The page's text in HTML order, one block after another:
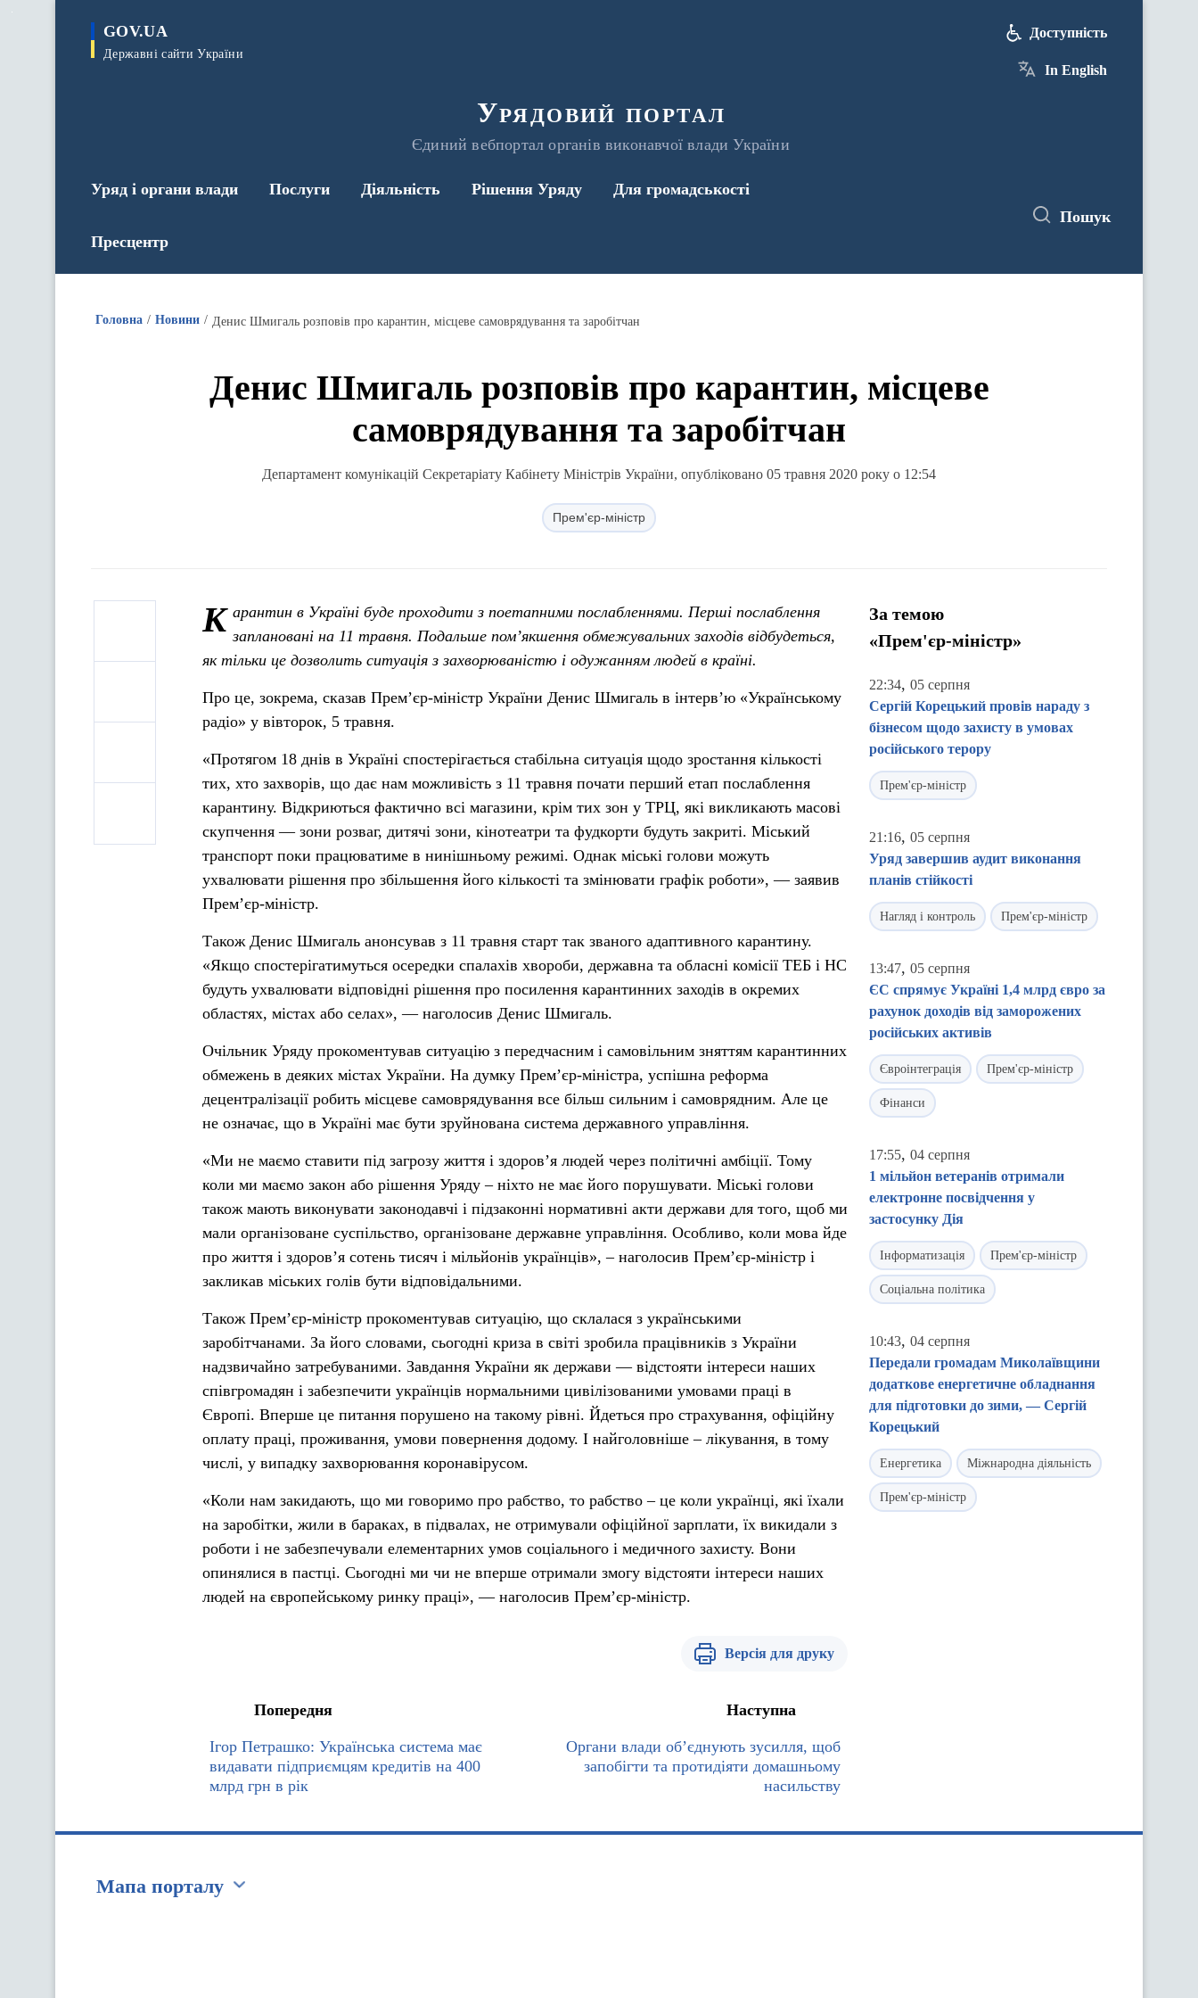
GOV.UA
Державні сайти України
Урядовий портал
Єдиний вебпортал органів виконавчої влади України
Доступність
In English
Уряд і органи влади Послуги Діяльність Рішення Уряду Для громадськості
Пресцентр
Пошук
Головна Новини Денис Шмигаль розповів про карантин, місцеве самоврядування та заробітчан
Денис Шмигаль розповів про карантин, місцеве
самоврядування та заробітчан
Департамент комунікацій Секретаріату Кабінету Міністрів України, опубліковано 05 травня 2020 року о 12:54
Прем'єр-міністр
К арантин в Україні буде проходити з поетапними послабленнями. Перші послаблення
заплановані на 11 травня. Подальше пом’якшення обмежувальних заходів відбудеться,
як тільки це дозволить ситуація з захворюваністю і одужанням людей в країні.
Про це, зокрема, сказав Прем’єр-міністр України Денис Шмигаль в інтерв’ю «Українському
радіо» у вівторок, 5 травня.
«Протягом 18 днів в Україні спостерігається стабільна ситуація щодо зростання кількості
тих, хто захворів, що дає нам можливість з 11 травня почати перший етап послаблення
карантину. Відкриються фактично всі магазини, крім тих зон у ТРЦ, які викликають масові
скупчення — зони розваг, дитячі зони, кінотеатри та фудкорти будуть закриті. Міський
транспорт поки працюватиме в нинішньому режимі. Однак міські голови можуть
ухвалювати рішення про збільшення його кількості та змінювати графік роботи», — заявив
Прем’єр-міністр.
Також Денис Шмигаль анонсував з 11 травня старт так званого адаптивного карантину.
«Якщо спостерігатимуться осередки спалахів хвороби, державна та обласні комісії ТЕБ і НС
будуть ухвалювати відповідні рішення про посилення карантинних заходів в окремих
областях, містах або селах», — наголосив Денис Шмигаль.
Очільник Уряду прокоментував ситуацію з передчасним і самовільним зняттям карантинних
обмежень в деяких містах України. На думку Прем’єр-міністра, успішна реформа
децентралізації робить місцеве самоврядування все більш сильним і самоврядним. Але це
не означає, що в Україні має бути зруйнована система державного управління.
«Ми не маємо ставити під загрозу життя і здоров’я людей через політичні амбіції. Тому
коли ми маємо закон або рішення Уряду – ніхто не має його порушувати. Міські голови
також мають виконувати законодавчі і підзаконні нормативні акти держави для того, щоб ми
мали організоване суспільство, організоване державне управління. Особливо, коли мова йде
про життя і здоров’я сотень тисяч і мільйонів українців», – наголосив Прем’єр-міністр і
закликав міських голів бути відповідальними.
Також Прем’єр-міністр прокоментував ситуацію, що склалася з українськими
заробітчанами. За його словами, сьогодні криза в світі зробила працівників з України
надзвичайно затребуваними. Завдання України як держави — відстояти інтереси наших
співгромадян і забезпечити українців нормальними цивілізованими умовами праці в
Європі. Вперше це питання порушено на такому рівні. Йдеться про страхування, офіційну
оплату праці, проживання, умови повернення додому. І найголовніше – лікування, в тому
числі, у випадку захворювання коронавірусом.
«Коли нам закидають, що ми говоримо про рабство, то рабство – це коли українці, які їхали
на заробітки, жили в бараках, в підвалах, не отримували офіційної зарплати, їх викидали з
роботи і не забезпечували елементарних умов соціального і медичного захисту. Вони
опинялися в пастці. Сьогодні ми чи не вперше отримали змогу відстояти інтереси наших
людей на європейському ринку праці», — наголосив Прем’єр-міністр.
Версія для друку
Попередня
Ігор Петрашко: Українська система має
видавати підприємцям кредитів на 400
млрд грн в рік
Наступна
Органи влади об’єднують зусилля, щоб
запобігти та протидіяти домашньому
насильству
За темою
«Прем'єр-міністр»
22:34, 05 серпня
Сергій Корецький провів нараду з
бізнесом щодо захисту в умовах
російського терору
Прем'єр-міністр
21:16, 05 серпня
Уряд завершив аудит виконання
планів стійкості
Нагляд і контроль Прем'єр-міністр
13:47, 05 серпня
ЄС спрямує Україні 1,4 млрд євро за
рахунок доходів від заморожених
російських активів
Євроінтеграція Прем'єр-міністр
Фінанси
17:55, 04 серпня
1 мільйон ветеранів отримали
електронне посвідчення у
застосунку Дія
Інформатизація Прем'єр-міністр
Соціальна політика
10:43, 04 серпня
Передали громадам Миколаївщини
додаткове енергетичне обладнання
для підготовки до зими, — Сергій
Корецький
Енергетика Міжнародна діяльність
Прем'єр-міністр
Мапа порталу